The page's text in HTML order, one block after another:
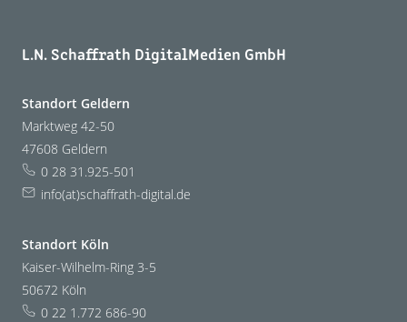
L.N. Schaffrath DigitalMedien GmbH
Standort Geldern
Marktweg 42-50
47608 Geldern
0 28 31.925-501
info(at)schaffrath-digital.de
Standort Köln
Kaiser-Wilhelm-Ring 3-5
50672 Köln
0 22 1.772 686-90